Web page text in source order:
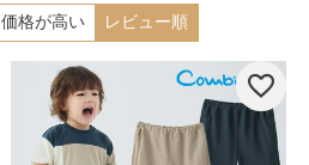
価格が高い レビュー順